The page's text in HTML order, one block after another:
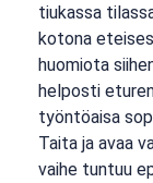
tiukassa
kotona
huomiota
helposti
työntöaisa
Taita ja avaa
vaihe tuntuu